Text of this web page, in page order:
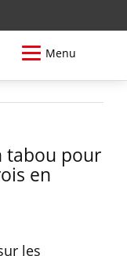
Menu
tabou pour
en
les